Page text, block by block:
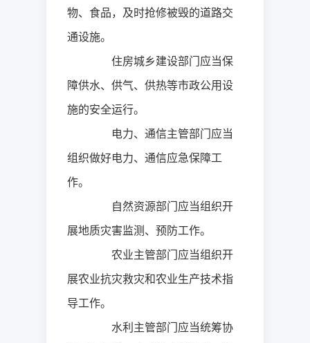
物、食品，及时抢修被毁的道路交
通设施。
住房城乡建设部门应当保
障供水、供气、供热等市政公用设
施的安全运行。
电力、通信主管部门应当
组织做好电力、通信应急保障工
作。
自然资源部门应当组织开
展地质灾害监测、预防工作。
农业主管部门应当组织开
展农业抗灾救灾和农业生产技术指
导工作。
水利主管部门应当统筹协